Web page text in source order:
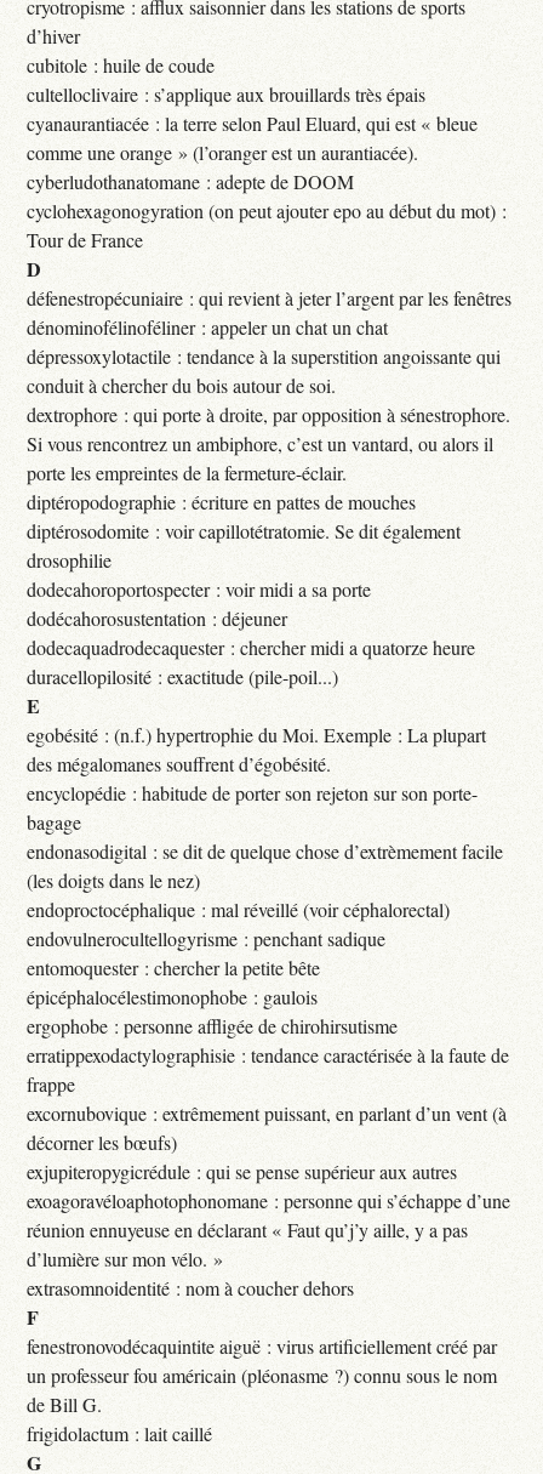
cryotropisme : afflux saisonnier dans les stations de sports
d’hiver
cubitole : huile de coude
cultelloclivaire : s’applique aux brouillards très épais
cyanaurantiacée : la terre selon Paul Eluard, qui est « bleue
comme une orange » (l’oranger est un aurantiacée).
cyberludothanatomane : adepte de DOOM
cyclohexagonogyration (on peut ajouter epo au début du mot) :
Tour de France
D
défenestropécuniaire : qui revient à jeter l’argent par les fenêtres
dénominofélinoféliner : appeler un chat un chat
dépressoxylotactile : tendance à la superstition angoissante qui
conduit à chercher du bois autour de soi.
dextrophore : qui porte à droite, par opposition à sénestrophore.
Si vous rencontrez un ambiphore, c’est un vantard, ou alors il
porte les empreintes de la fermeture-éclair.
diptéropodographie : écriture en pattes de mouches
diptérosodomite : voir capillotétratomie. Se dit également
drosophilie
dodecahoroportospecter : voir midi a sa porte
dodécahorosustentation : déjeuner
dodecaquadrodecaquester : chercher midi a quatorze heure
duracellopilosité : exactitude (pile-poil...)
E
egobésité : (n.f.) hypertrophie du Moi. Exemple : La plupart
des mégalomanes souffrent d’égobésité.
encyclopédie : habitude de porter son rejeton sur son porte-
bagage
endonasodigital : se dit de quelque chose d’extrèmement facile
(les doigts dans le nez)
endoproctocéphalique : mal réveillé (voir céphalorectal)
endovulnerocultellogyrisme : penchant sadique
entomoquester : chercher la petite bête
épicéphalocélestimonophobe : gaulois
ergophobe : personne affligée de chirohirsutisme
erratippexodactylographisie : tendance caractérisée à la faute de
frappe
excornubovique : extrêmement puissant, en parlant d’un vent (à
décorner les bœufs)
exjupiteropygicrédule : qui se pense supérieur aux autres
exoagoravéloaphotophonomane : personne qui s’échappe d’une
réunion ennuyeuse en déclarant « Faut qu’j’y aille, y a pas
d’lumière sur mon vélo. »
extrasomnoidentité : nom à coucher dehors
F
fenestronovodécaquintite aiguë : virus artificiellement créé par
un professeur fou américain (pléonasme ?) connu sous le nom
de Bill G.
frigidolactum : lait caillé
G